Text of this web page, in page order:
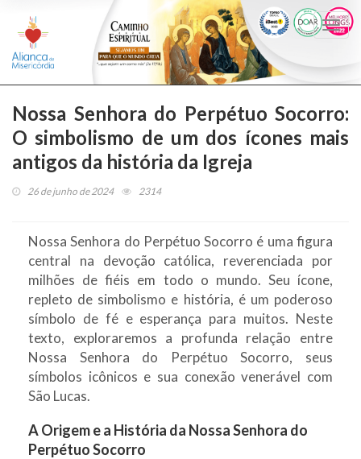
Nossa Senhora do Perpétuo Socorro:
O simbolismo de um dos ícones mais
antigos da história da Igreja
26 de junho de 2024 2314
Nossa Senhora do Perpétuo Socorro é uma figura
central na devoção católica, reverenciada por
milhões de fiéis em todo o mundo. Seu ícone,
repleto de simbolismo e história, é um poderoso
símbolo de fé e esperança para muitos. Neste
texto, exploraremos a profunda relação entre
Nossa Senhora do Perpétuo Socorro, seus
símbolos icônicos e sua conexão venerável com
São Lucas.
A Origem e a História da Nossa Senhora do
Perpétuo Socorro